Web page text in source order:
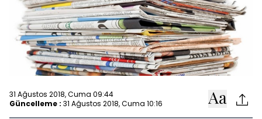
31 Ağustos 2018, Cuma 09:44
Güncelleme : 31 Ağustos 2018, Cuma 10:16